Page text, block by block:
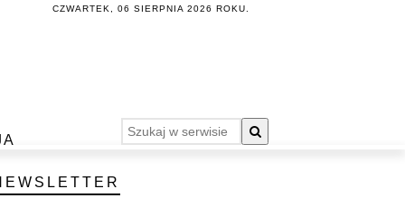
CZWARTEK, 06 SIERPNIA 2026 ROKU.